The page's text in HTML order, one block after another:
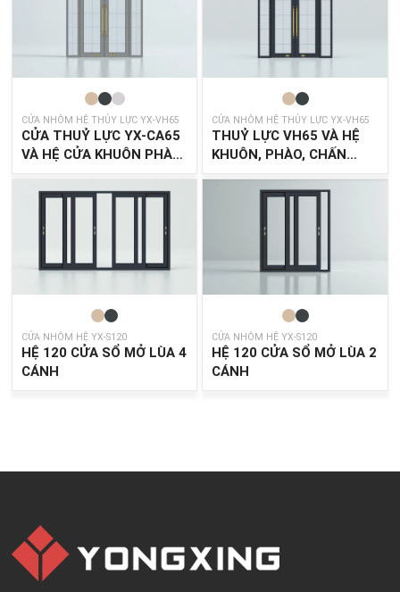
CỬA NHÔM HỆ THỦY LỰC YX-VH65
CỬA THUỶ LỰC YX-CA65
VÀ HỆ CỬA KHUÔN PHÀO
CỬA NHÔM HỆ THỦY LỰC YX-VH65
THUỶ LỰC VH65 VÀ HỆ
KHUÔN, PHÀO, CHẤN
CỬA NHÔM HỆ YX-S120
HỆ 120 CỬA SỔ MỞ LÙA 4
CÁNH
CỬA NHÔM HỆ YX-S120
HỆ 120 CỬA SỔ MỞ LÙA 2
CÁNH